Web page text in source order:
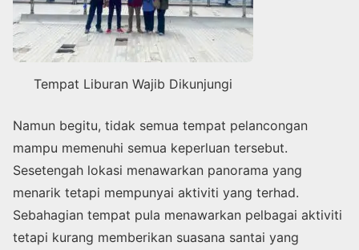
Tempat Liburan Wajib Dikunjungi
Namun begitu, tidak semua tempat pelancongan
mampu memenuhi semua keperluan tersebut.
Sesetengah lokasi menawarkan panorama yang
menarik tetapi mempunyai aktiviti yang terhad.
Sebahagian tempat pula menawarkan pelbagai aktiviti
tetapi kurang memberikan suasana santai yang